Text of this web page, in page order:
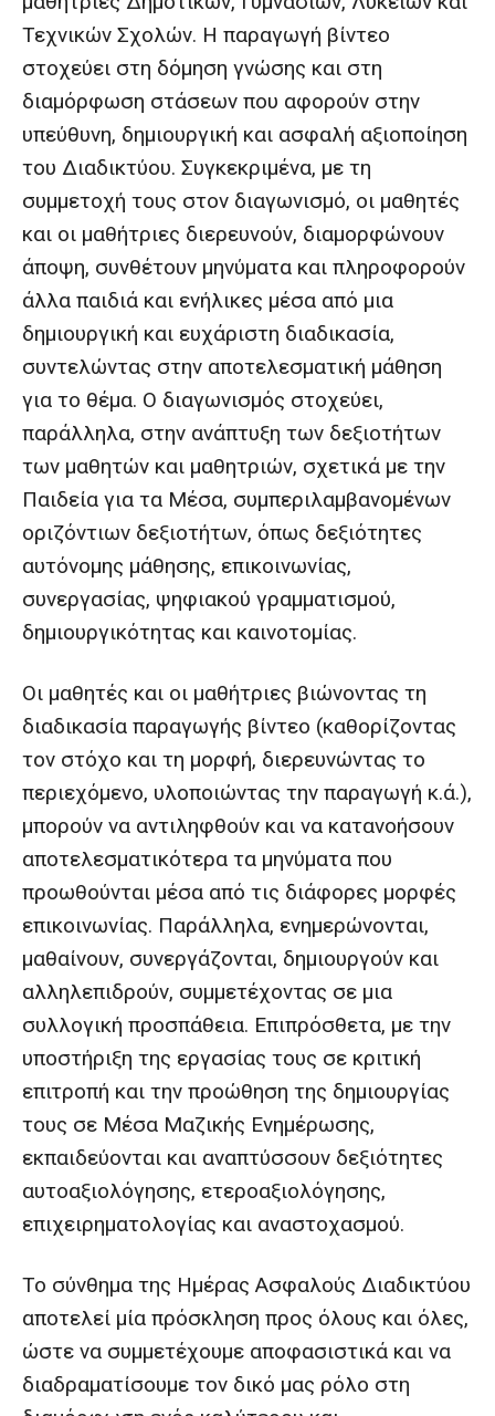
Τεχνικών Σχολών. Η παραγωγή βίντεο
στοχεύει στη δόμηση γνώσης και στη
διαμόρφωση στάσεων που αφορούν στην
υπεύθυνη, δημιουργική και ασφαλή αξιοποίηση
του Διαδικτύου. Συγκεκριμένα, με τη
συμμετοχή τους στον διαγωνισμό, οι μαθητές
και οι μαθήτριες διερευνούν, διαμορφώνουν
άποψη, συνθέτουν μηνύματα και πληροφορούν
άλλα παιδιά και ενήλικες μέσα από μια
δημιουργική και ευχάριστη διαδικασία,
συντελώντας στην αποτελεσματική μάθηση
για το θέμα. Ο διαγωνισμός στοχεύει,
παράλληλα, στην ανάπτυξη των δεξιοτήτων
των μαθητών και μαθητριών, σχετικά με την
Παιδεία για τα Μέσα, συμπεριλαμβανομένων
οριζόντιων δεξιοτήτων, όπως δεξιότητες
αυτόνομης μάθησης, επικοινωνίας,
συνεργασίας, ψηφιακού γραμματισμού,
δημιουργικότητας και καινοτομίας.
Οι μαθητές και οι μαθήτριες βιώνοντας τη
διαδικασία παραγωγής βίντεο (καθορίζοντας
τον στόχο και τη μορφή, διερευνώντας το
περιεχόμενο, υλοποιώντας την παραγωγή κ.ά.),
μπορούν να αντιληφθούν και να κατανοήσουν
αποτελεσματικότερα τα μηνύματα που
προωθούνται μέσα από τις διάφορες μορφές
επικοινωνίας. Παράλληλα, ενημερώνονται,
μαθαίνουν, συνεργάζονται, δημιουργούν και
αλληλεπιδρούν, συμμετέχοντας σε μια
συλλογική προσπάθεια. Επιπρόσθετα, με την
υποστήριξη της εργασίας τους σε κριτική
επιτροπή και την προώθηση της δημιουργίας
τους σε Μέσα Μαζικής Ενημέρωσης,
εκπαιδεύονται και αναπτύσσουν δεξιότητες
αυτοαξιολόγησης, ετεροαξιολόγησης,
επιχειρηματολογίας και αναστοχασμού.
Το σύνθημα της Ημέρας Ασφαλούς Διαδικτύου
αποτελεί μία πρόσκληση προς όλους και όλες,
ώστε να συμμετέχουμε αποφασιστικά και να
διαδραματίσουμε τον δικό μας ρόλο στη